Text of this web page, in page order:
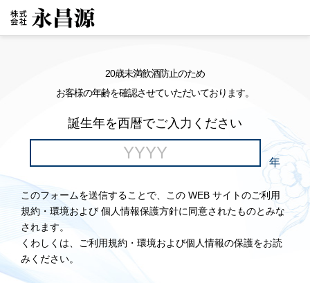
20歳未満飲酒防止のため
お客様の年齢を確認させていただいております。
誕生年を西暦でご入力ください
年
このフォームを送信することで、この WEB サイトのご利用
規約・環境および 個人情報保護方針に同意されたものとみな
されます。
くわしくは、ご利用規約・環境および個人情報の保護をお読
みください。